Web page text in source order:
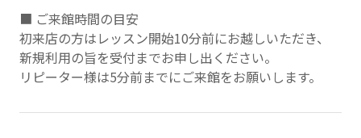
■ ご来館時間の目安
初来店の方はレッスン開始10分前にお越しいただき、
新規利用の旨を受付までお申し出ください。
リピーター様は5分前までにご来館をお願いします。